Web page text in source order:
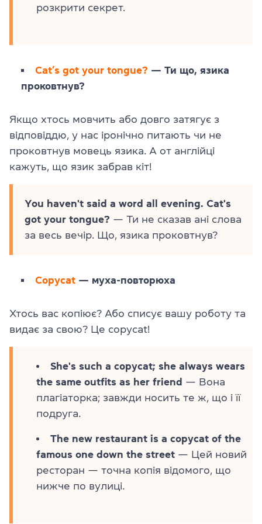
розкрити секрет.
Cat’s got your tongue? — Ти що, язика
проковтнув?
Якщо хтось мовчить або довго затягує з
відповіддю, у нас іронічно питають чи не
проковтнув мовець язика. А от англійці
кажуть, що язик забрав кіт!
You haven't said a word all evening. Cat's
got your tongue? — Ти не сказав ані слова
за весь вечір. Що, язика проковтнув?
Copycat — муха-повторюха
Хтось вас копіює? Або списує вашу роботу та
видає за свою? Це copycat!
She's such a copycat; she always wears
the same outfits as her friend — Вона
плагіаторка; завжди носить те ж, що і її
подруга.
The new restaurant is a copycat of the
famous one down the street — Цей новий
ресторан — точна копія відомого, що
нижче по вулиці.